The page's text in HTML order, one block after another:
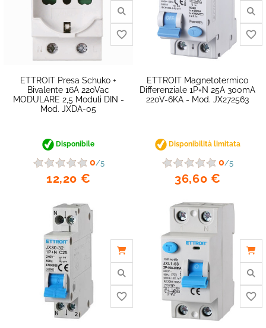
ETTROIT Presa Schuko +
Bivalente 16A 220Vac
MODULARE 2,5 Moduli DIN -
Mod. JXDA-05
Disponibile
0/5
12,20 €
ETTROIT Magnetotermico
Differenziale 1P+N 25A 300mA
220V-6KA - Mod. JX272563
Disponibilità limitata
0/5
36,60 €